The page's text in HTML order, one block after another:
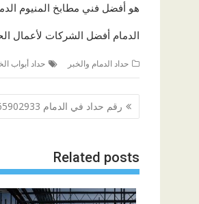
هو أفضل فني مطابخ المنيوم
الدمام أفضل الشركات لأعمال
حداد الدمام والخبر حداد أبواب
تصفّح
المقالات
رقم حداد في الدمام 0565902933
Related posts